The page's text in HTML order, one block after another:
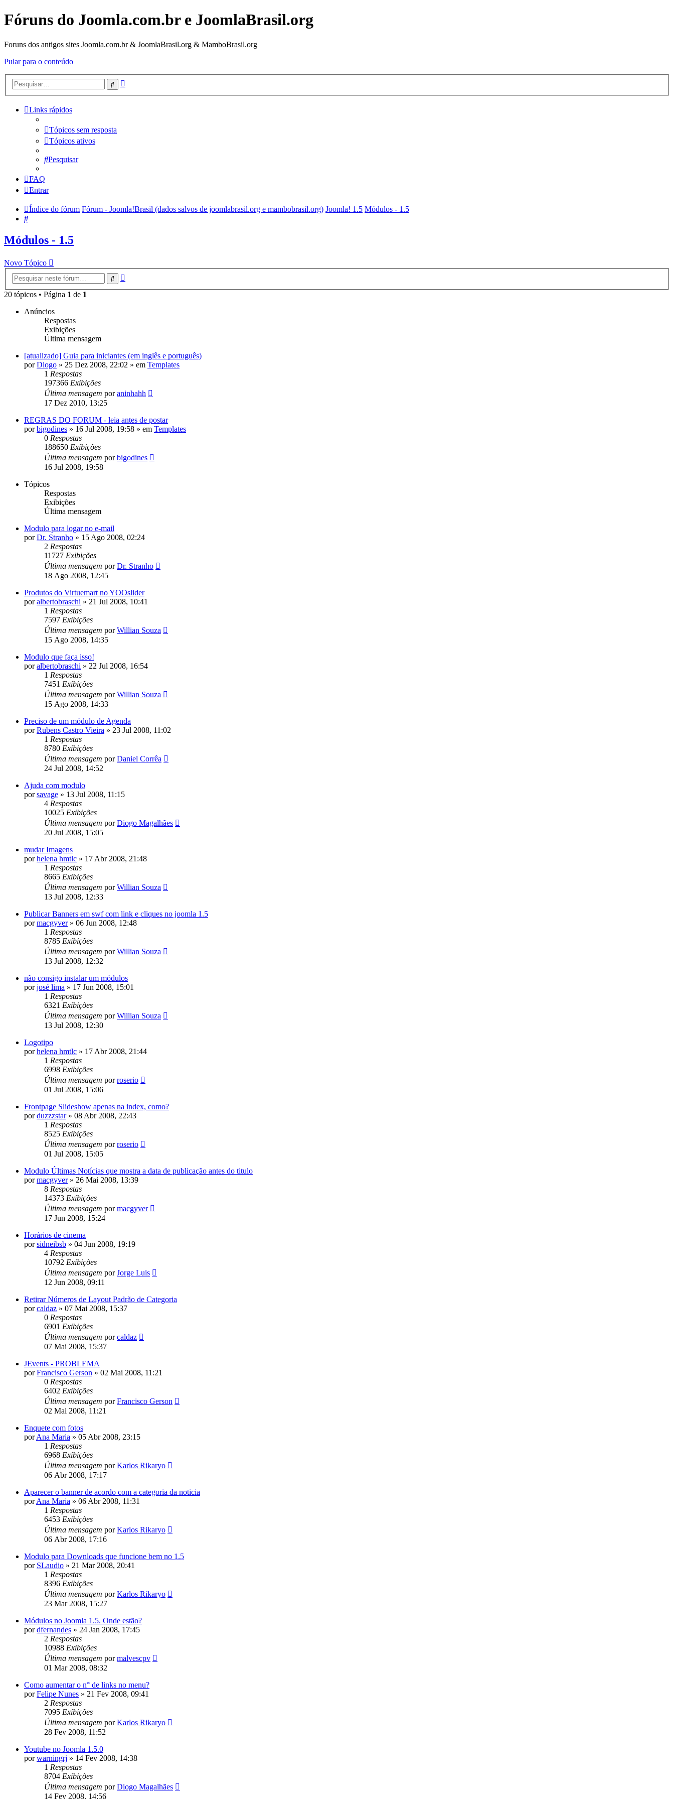
Fóruns do Joomla.com.br e JoomlaBrasil.org
Foruns dos antigos sites Joomla.com.br & JoomlaBrasil.org & MamboBrasil.org
Pular para o conteúdo
Pesquisar
Links rápidos
Tópicos sem resposta
Tópicos ativos
Pesquisar
FAQ
Entrar
Índice do fórum Fórum - Joomla!Brasil (dados salvos de joomlabrasil.org e mambobrasil.org) Joomla! 1.5 Módulos - 1.5
Pesquisar
Módulos - 1.5
Novo Tópico
Pesquisar
20 tópicos • Página 1 de 1
Anúncios
Respostas
Exibições
Última mensagem
[atualizado] Guia para iniciantes (em inglês e português)
porDiogo » 25 Dez 2008, 22:02 » em Templates
1 Respostas
197366 Exibições
Última mensagem poraninhahh
17 Dez 2010, 13:25
REGRAS DO FORUM - leia antes de postar
porbigodines » 16 Jul 2008, 19:58 » em Templates
0 Respostas
188650 Exibições
Última mensagem porbigodines
16 Jul 2008, 19:58
Tópicos
Respostas
Exibições
Última mensagem
Modulo para logar no e-mail
porDr. Stranho » 15 Ago 2008, 02:24
2 Respostas
11727 Exibições
Última mensagem porDr. Stranho
18 Ago 2008, 12:45
Produtos do Virtuemart no YOOslider
poralbertobraschi » 21 Jul 2008, 10:41
1 Respostas
7597 Exibições
Última mensagem porWillian Souza
15 Ago 2008, 14:35
Modulo que faça isso!
poralbertobraschi » 22 Jul 2008, 16:54
1 Respostas
7451 Exibições
Última mensagem porWillian Souza
15 Ago 2008, 14:33
Preciso de um módulo de Agenda
porRubens Castro Vieira » 23 Jul 2008, 11:02
1 Respostas
8780 Exibições
Última mensagem porDaniel Corrêa
24 Jul 2008, 14:52
Ajuda com modulo
porsavage » 13 Jul 2008, 11:15
4 Respostas
10025 Exibições
Última mensagem porDiogo Magalhães
20 Jul 2008, 15:05
mudar Imagens
porhelena hmtlc » 17 Abr 2008, 21:48
1 Respostas
8665 Exibições
Última mensagem porWillian Souza
13 Jul 2008, 12:33
Publicar Banners em swf com link e cliques no joomla 1.5
pormacgyver» 06 Jun 2008, 12:48
1 Respostas
8785 Exibições
Última mensagem porWillian Souza
13 Jul 2008, 12:32
não consigo instalar um módulos
porjosé lima » 17 Jun 2008, 15:01
1 Respostas
6321 Exibições
Última mensagem porWillian Souza
13 Jul 2008, 12:30
Logotipo
porhelena hmtlc » 17 Abr 2008, 21:44
1 Respostas
6998 Exibições
Última mensagem porroserio
01 Jul 2008, 15:06
Frontpage Slideshow apenas na index, como?
porduzzzstar» 08 Abr 2008, 22:43
1 Respostas
8525 Exibições
Última mensagem porroserio
01 Jul 2008, 15:05
Modulo Últimas Notícias que mostra a data de publicação antes do titulo
pormacgyver» 26 Mai 2008, 13:39
8 Respostas
14373 Exibições
Última mensagem pormacgyver
17 Jun 2008, 15:24
Horários de cinema
porsidneibsb » 04 Jun 2008, 19:19
4 Respostas
10792 Exibições
Última mensagem porJorge Luis
12 Jun 2008, 09:11
Retirar Números de Layout Padrão de Categoria
porcaldaz » 07 Mai 2008, 15:37
0 Respostas
6901 Exibições
Última mensagem porcaldaz
07 Mai 2008, 15:37
JEvents - PROBLEMA
porFrancisco Gerson » 02 Mai 2008, 11:21
0 Respostas
6402 Exibições
Última mensagem porFrancisco Gerson
02 Mai 2008, 11:21
Enquete com fotos
porAna Maria » 05 Abr 2008, 23:15
1 Respostas
6968 Exibições
Última mensagem porKarlos Rikaryo
06 Abr 2008, 17:17
Aparecer o banner de acordo com a categoria da noticia
porAna Maria » 06 Abr 2008, 11:31
1 Respostas
6453 Exibições
Última mensagem porKarlos Rikaryo
06 Abr 2008, 17:16
Modulo para Downloads que funcione bem no 1.5
por SLaudio » 21 Mar 2008, 20:41
1 Respostas
8396 Exibições
Última mensagem porKarlos Rikaryo
23 Mar 2008, 15:27
Módulos no Joomla 1.5. Onde estão?
pordfernandes » 24 Jan 2008, 17:45
2 Respostas
10988 Exibições
Última mensagem pormalvescpv
01 Mar 2008, 08:32
Como aumentar o n° de links no menu?
porFelipe Nunes » 21 Fev 2008, 09:41
2 Respostas
7095 Exibições
Última mensagem porKarlos Rikaryo
28 Fev 2008, 11:52
Youtube no Joomla 1.5.0
porwarningrj » 14 Fev 2008, 14:38
1 Respostas
8704 Exibições
Última mensagem porDiogo Magalhães
14 Fev 2008, 14:56